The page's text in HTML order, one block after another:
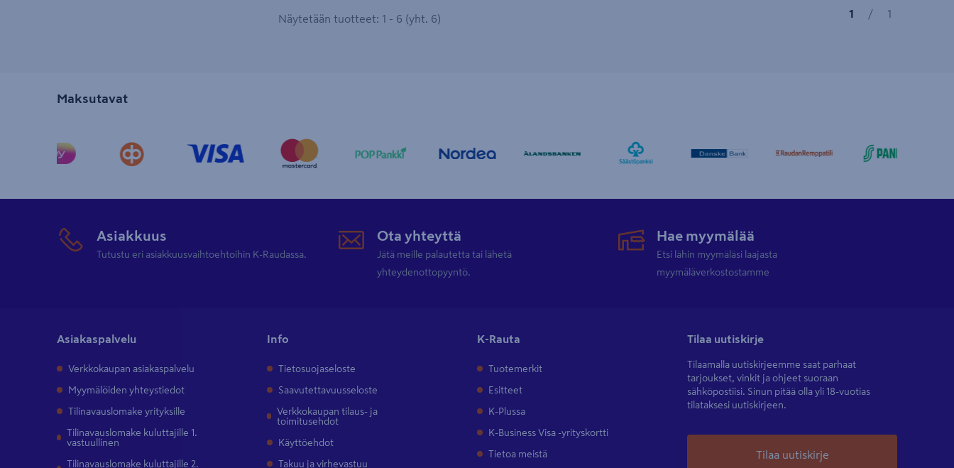
Näytetään tuotteet: 1 - 6 (yht. 6) 1 / 1
Maksutavat
Asiakkuus
Tutustu eri asiakkuusvaihtoehtoihin K-Raudassa.
Ota yhteyttä
Jätä meille palautetta tai lähetä
yhteydenottopyyntö.
Hae myymälää
Etsi lähin myymäläsi laajasta
myymäläverkostostamme
Asiakaspalvelu
Verkkokaupan asiakaspalvelu
Myymälöiden yhteystiedot
Tilinavauslomake yrityksille
Tilinavauslomake kuluttajille 1.
vastuullinen
Tilinavauslomake kuluttajille 2.
Info
Tietosuojaseloste
Saavutettavuusseloste
Verkkokaupan tilaus- ja
toimitusehdot
Käyttöehdot
Takuu ja virhevastuu
K-Rauta
Tuotemerkit
Esitteet
K-Plussa
K-Business Visa -yrityskortti
Tietoa meistä
Tilaa uutiskirje
Tilaamalla uutiskirjeemme saat parhaat
tarjoukset, vinkit ja ohjeet suoraan
sähköpostiisi. Sinun pitää olla yli 18-vuotias
tilataksesi uutiskirjeen.
Tilaa uutiskirje